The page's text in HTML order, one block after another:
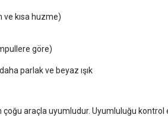
ve kısa huzme)
göre)
parlak ve beyaz ışık
araçla uyumludur. Uyumluluğu kontrol